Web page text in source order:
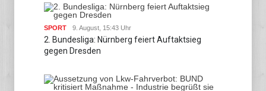
SPORT 9. August, 15:43 Uhr
2. Bundesliga: Nürnberg feiert Auftaktsieg
gegen Dresden